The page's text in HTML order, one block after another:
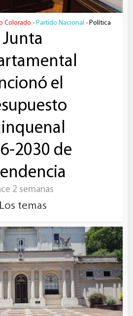
Colorado • Partido Nacional • Política
Junta
el
2030 de
2 semanas
Los temas